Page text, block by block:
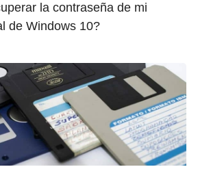
la contraseña de mi
de Windows 10?